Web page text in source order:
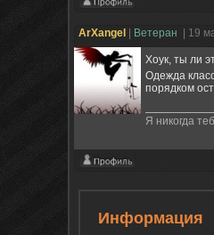
ArXangel Ветеран | 19
Хоук, ты ли
Одежда
порядком
Я никогда
Информация